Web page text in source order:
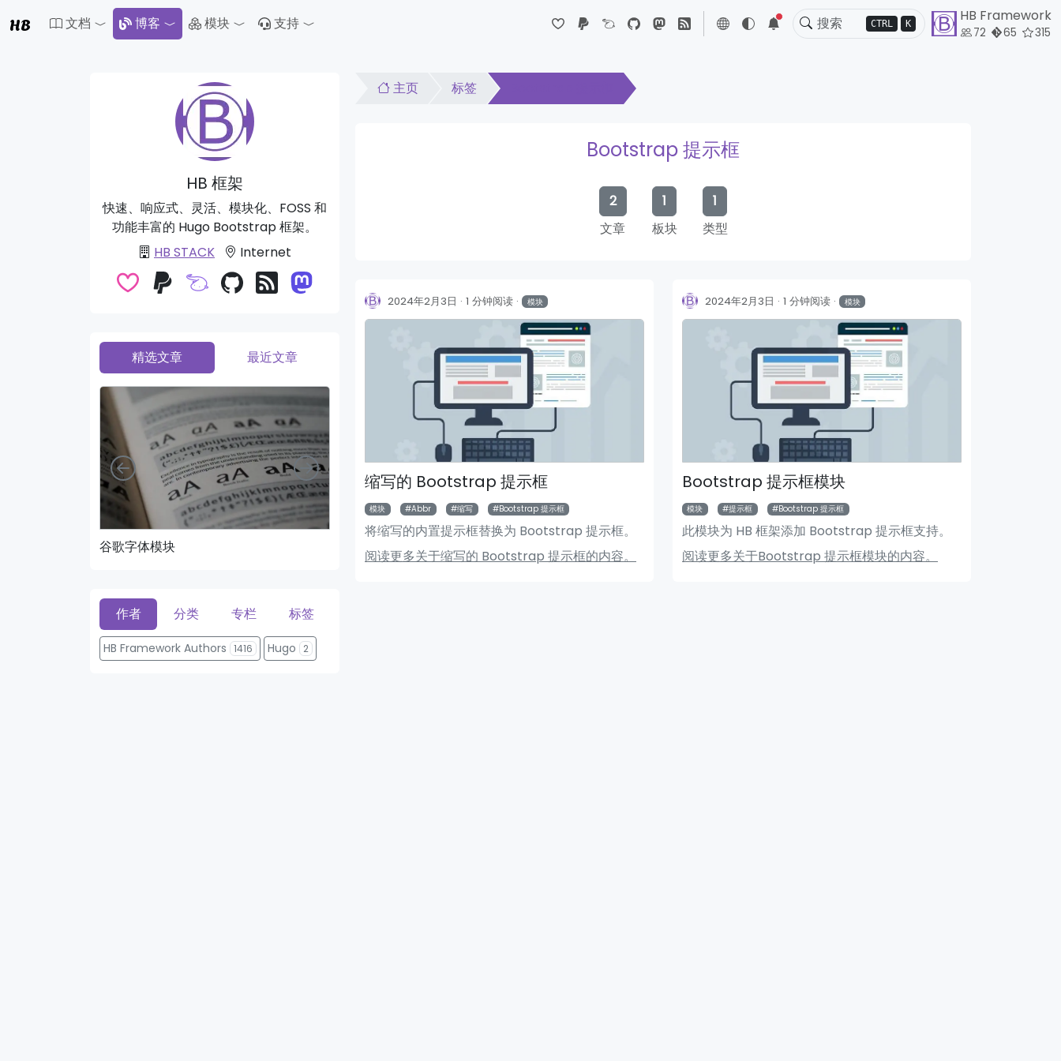
HB 5 CTRL K HB Framework
72 65 315
文档 博客 Toggle Dropdown
模块 Toggle Dropdown
支持 Toggle Dropdown
主页 标签
Bootstrap 提示框
2
文章
1
板块
1
类型
2024年2月3日 1 分钟阅读 模块
缩写的 Bootstrap 提示框
模块 Abbr 缩写 Bootstrap 提示框
将缩写的内置提示框替换为 Bootstrap 提示框。
阅读更多关于缩写的 Bootstrap 提示框的内容。
2024年2月3日 1 分钟阅读 模块
Bootstrap 提示框模块
模块 提示框 Bootstrap 提示框
此模块为 HB 框架添加 Bootstrap 提示框支持。
阅读更多关于Bootstrap 提示框模块的内容。
HB 框架
快速、响应式、灵活、模块化、FOSS 和
功能丰富的 Hugo Bootstrap 框架。
HB STACK
Internet
精选文章 最近文章
谷歌字体模块 页头新闻模块 Bigger Picture 模块 搜索模块
向左 向右
作者 分类 专栏 标签
HB Framework Authors 1416 Hugo 2